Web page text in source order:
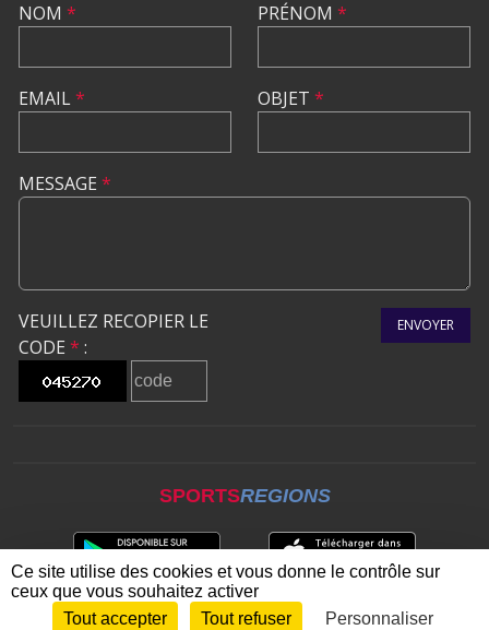
NOM *
EMAIL*
PRÉNOM *
OBJET *
MESSAGE *
VEUILLEZ RECOPIER LE
CODE * :
ENVOYER
SPORTSREGIONS
Envie de participer ? CONNEXION
Ce site utilise des cookies et vous donne le contrôle sur
ceux que vous souhaitez activer
Tout accepter
Tout refuser Personnaliser